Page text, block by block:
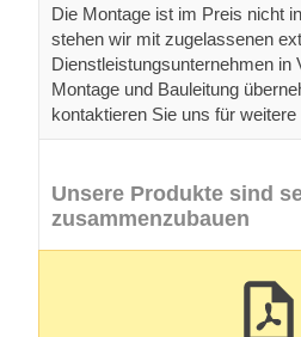
Die Montage ist im Preis nicht
stehen wir mit zugelassenen
Dienstleistungsunternehmen in
Montage und Bauleitung
kontaktieren Sie uns für
Unsere Produkte sind
zusammenzubauen